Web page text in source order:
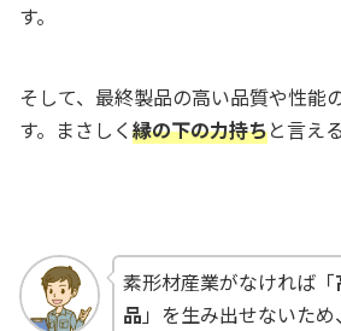
す。
そして、最終製品の高い品質や性能
す。まさしく縁の下の力持ちと言え
素形材産業がなければ「
品 」を生み出せないた